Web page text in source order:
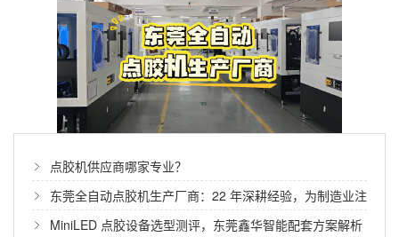
点胶机供应商哪家专业？
东莞全自动点胶机生产厂商：22 年深耕经验，为制造业注
入智能动能
MiniLED 点胶设备选型测评，东莞鑫华智能配套方案解析